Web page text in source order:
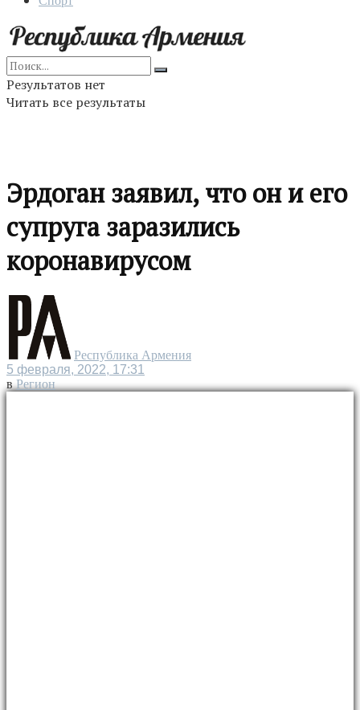
Результатов нет
Читать все результаты
Эрдоган заявил, что он и его
супруга заразились
коронавирусом
Республика Армения
5 февраля, 2022, 17:31
в Регион